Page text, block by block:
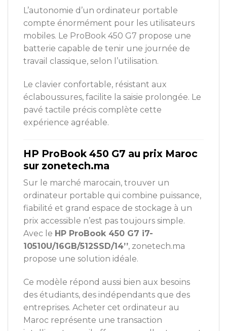
L’autonomie d’un ordinateur portable
compte énormément pour les utilisateurs
mobiles. Le ProBook 450 G7 propose une
batterie capable de tenir une journée de
travail classique, selon l’utilisation.
Le clavier confortable, résistant aux
éclaboussures, facilite la saisie prolongée. Le
pavé tactile précis complète cette
expérience agréable.
HP ProBook 450 G7 au prix Maroc
sur zonetech.ma
Sur le marché marocain, trouver un
ordinateur portable qui combine puissance,
fiabilité et grand espace de stockage à un
prix accessible n’est pas toujours simple.
Avec le HP ProBook 450 G7 i7-
10510U/16GB/512SSD/14’’, zonetech.ma
propose une solution idéale.
Ce modèle répond aussi bien aux besoins
des étudiants, des indépendants que des
entreprises. Acheter cet ordinateur au
Maroc représente une transaction